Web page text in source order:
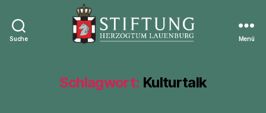
Suche
Lauenburg
Menü
Schlagwort: Kulturtalk